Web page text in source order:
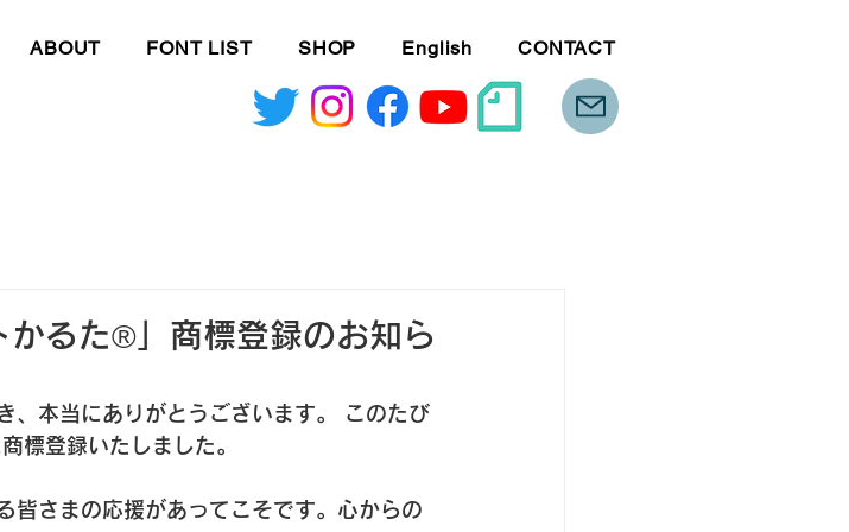
ABOUT FONT LIST SHOP English CONTACT
るた®」商標登録のお知ら
、本当にありがとうございます。 このたび
標登録いたしました。
皆さまの応援があってこそです。心からの